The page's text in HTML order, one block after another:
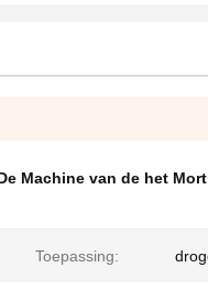
Machine van de het
Toepassing: